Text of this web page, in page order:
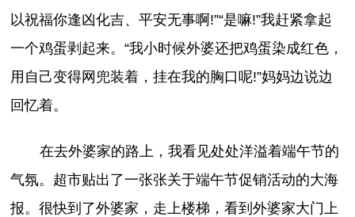
以祝福你逢凶化吉、平安无事啊!”“是嘛!”我赶紧拿起
一个鸡蛋剥起来。“我小时候外婆还把鸡蛋染成红色，
用自己变得网兜装着，挂在我的胸口呢!”妈妈边说边
回忆着。
在去外婆家的路上，我看见处处洋溢着端午节的
气氛。超市贴出了一张张关于端午节促销活动的大海
报。很快到了外婆家，走上楼梯，看到外婆家大门上